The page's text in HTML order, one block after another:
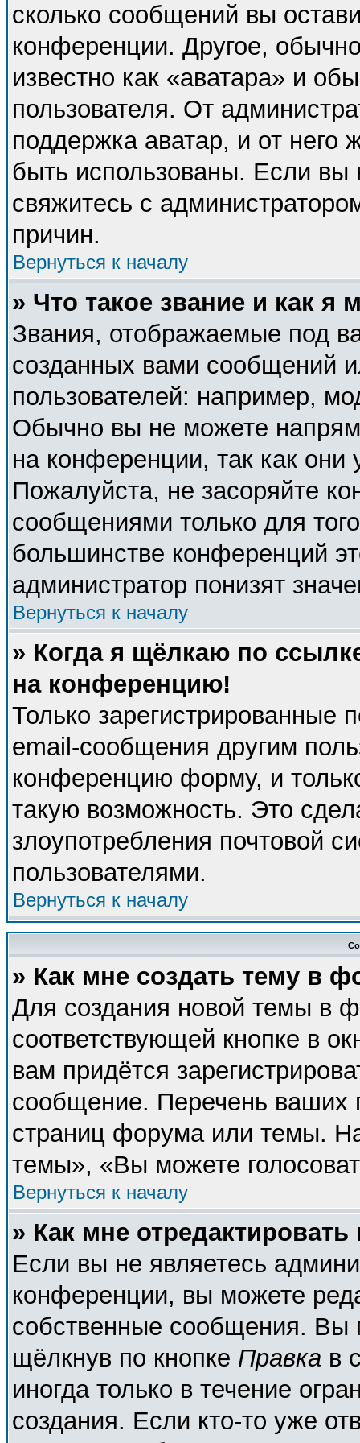
сколько сообщений вы
конференции. Другое,
известно как «аватара» и
пользователя. От
поддержка аватар, и от него
быть использованы. Если вы
свяжитесь с
причин.
Вернуться к началу
» Что такое звание и как я
Звания, отображаемые под
созданных вами сообщений
пользователей: например,
Обычно вы не можете
на конференции, так как
Пожалуйста, не засоряйте
сообщениями только для
большинстве конференций
администратор понизят
Вернуться к началу
» Когда я щёлкаю по
на конференцию!
Только зарегистрированные
email-сообщения другим
конференцию форму, и
такую возможность. Это
злоупотребления почтовой
пользователями.
Вернуться к началу
» Как мне создать тему в
Для создания новой темы в
соответствующей кнопке в
вам придётся
сообщение. Перечень ваших
страниц форума или темы.
темы», «Вы можете
Вернуться к началу
» Как мне
Если вы не являетесь
конференции, вы можете
собственные сообщения. Вы
щёлкнув по кнопке Правка в
иногда только в течение
создания. Если кто-то уже